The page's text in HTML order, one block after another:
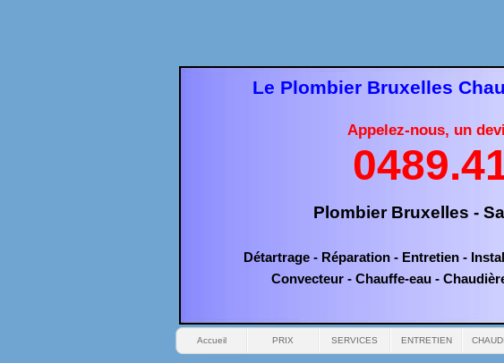
Accueil PRIX SERVICES ENTRETIEN
Le Plombier Bruxelles
Appelez-nous, un
Plombier Bruxelles -
Détartrage - Réparation - Entretien -
Convecteur -Chauffe-eau -